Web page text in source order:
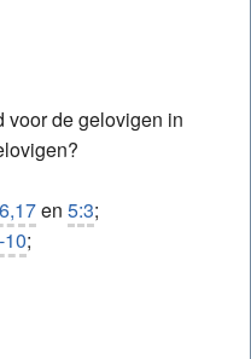
voor de gelovigen in
en 5:3;
;